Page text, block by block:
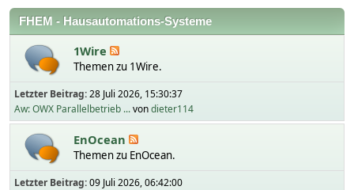
FHEM - Hausautomations-Systeme
1Wire
Themen zu 1Wire.
Letzter Beitrag:28 Juli 2026, 15:30:37
Aw: OWX Parallelbetrieb ...vondieter114
EnOcean
Themen zu EnOcean.
Letzter Beitrag:09 Juli 2026, 06:42:00